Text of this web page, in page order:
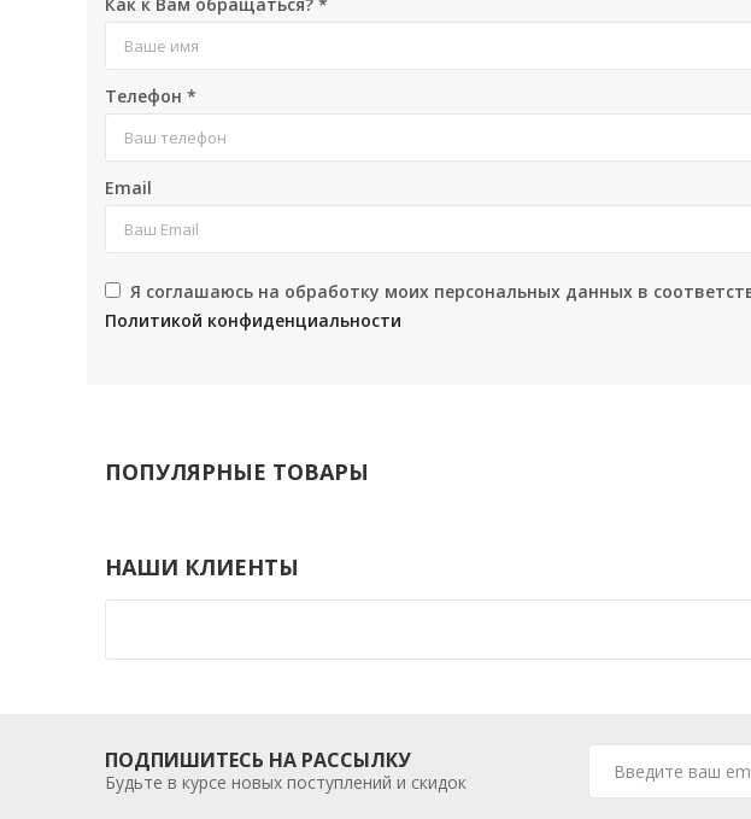
Телефон *
Email
Я соглашаюсь на обработку моих персональных данных в
Политикой конфиденциальности
ПОПУЛЯРНЫЕ ТОВАРЫ
НАШИ КЛИЕНТЫ
ПОДПИШИТЕСЬ НА РАССЫЛКУ
Будьте в курсе новых поступлений и скидок